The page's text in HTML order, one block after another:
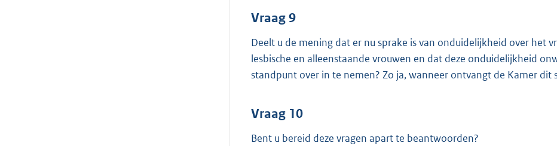
Vraag 9
Deelt u de mening dat er nu sprake is van onduidelijkheid over het
lesbische en alleenstaande vrouwen en dat deze onduidelijkheid
standpunt over in te nemen? Zo ja, wanneer ontvangt de Kamer dit
Vraag 10
Bent u bereid deze vragen apart te beantwoorden?